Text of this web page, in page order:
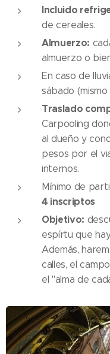
Incluido
de cereales.
Almuerzo:
almuerzo o
En caso de
sábado
Traslado
Carpooling
al dueño y
pesos por el
internos.
Mínimo de
4 inscriptos
Objetivo:
espírtu que
Además,
calles, el
el "alma de